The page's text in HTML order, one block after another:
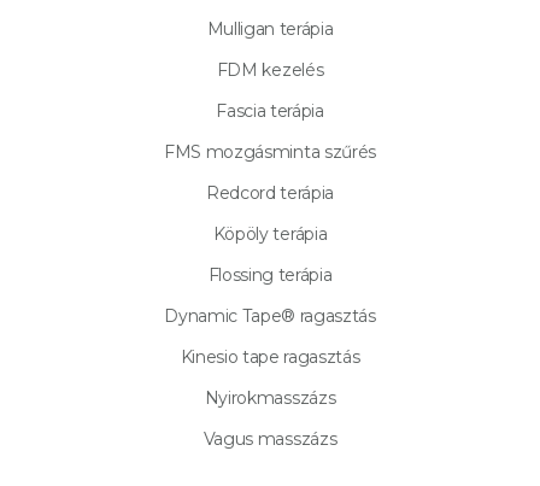
Mulligan terápia
FDM kezelés
Fascia terápia
FMS mozgásminta szűrés
Redcord terápia
Köpöly terápia
Flossing terápia
Dynamic Tape® ragasztás
Kinesio tape ragasztás
Nyirokmasszázs
Vagus masszázs